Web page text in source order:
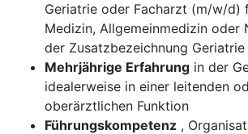
Geriatrie oder Facharzt (m/w/d)
Medizin, Allgemeinmedizin oder
der Zusatzbezeichnung Geriatrie
Mehrjährige Erfahrung in der
idealerweise in einer leitenden
oberärztlichen Funktion
Führungskompetenz ,